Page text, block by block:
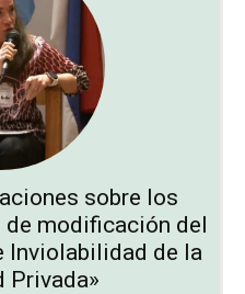
sobre los
de modificación del
Inviolabilidad de la
Privada»